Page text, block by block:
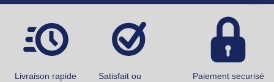
Livraison rapide
Satisfait ou
Paiement securisé